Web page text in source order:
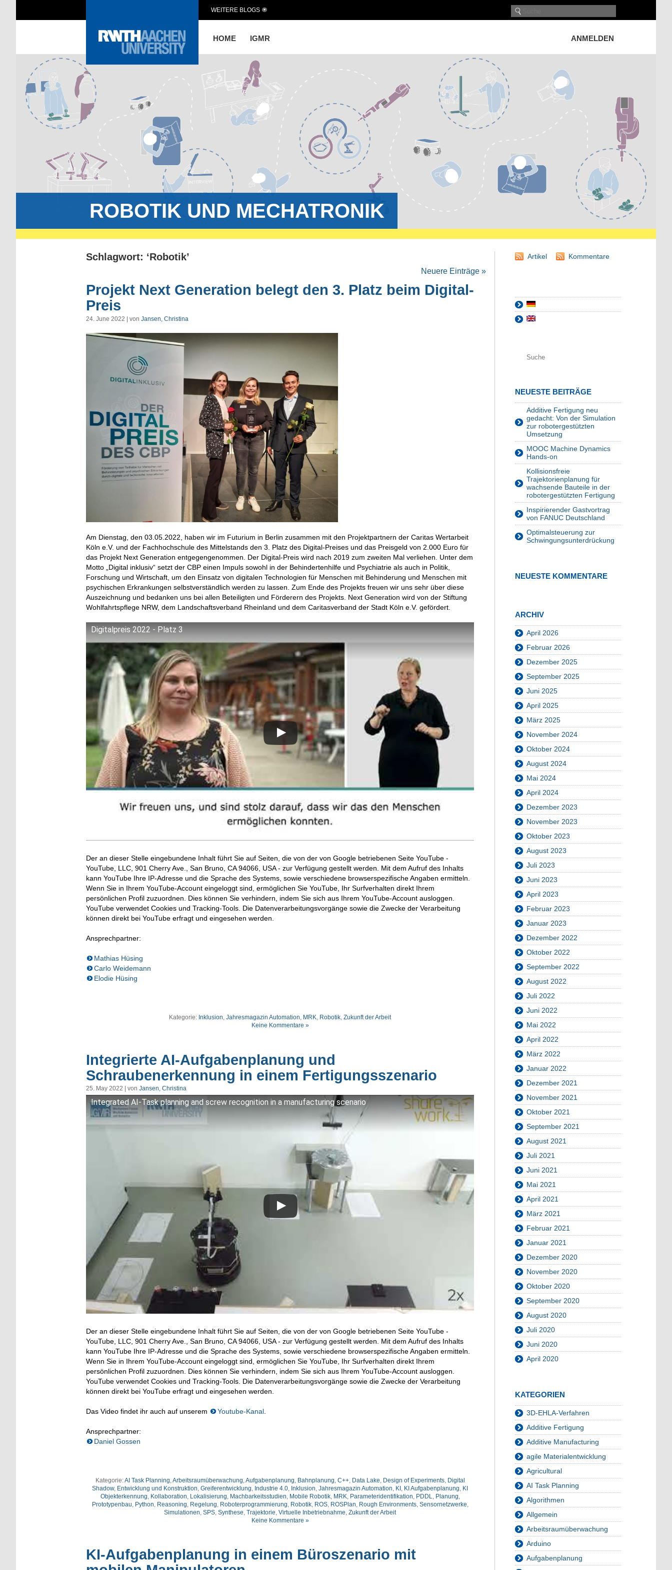
HOME IGMR ANMELDEN
WEITERE BLOGS
ROBOTIK UND MECHATRONIK
Schlagwort: ‘Robotik’
Neuere Einträge »
Projekt Next Generation belegt den 3. Platz beim Digital-
Preis
24. June 2022 | von Jansen, Christina
Am Dienstag, den 03.05.2022, haben wir im Futurium in Berlin zusammen mit den Projektpartnern der Caritas Wertarbeit
Köln e.V. und der Fachhochschule des Mittelstands den 3. Platz des Digital-Preises und das Preisgeld von 2.000 Euro für
das Projekt Next Generation entgegengenommen. Der Digital-Preis wird nach 2019 zum zweiten Mal verliehen. Unter dem
Motto „Digital inklusiv“ setzt der CBP einen Impuls sowohl in der Behindertenhilfe und Psychiatrie als auch in Politik,
Forschung und Wirtschaft, um den Einsatz von digitalen Technologien für Menschen mit Behinderung und Menschen mit
psychischen Erkrankungen selbstverständlich werden zu lassen. Zum Ende des Projekts freuen wir uns sehr über diese
Auszeichnung und bedanken uns bei allen Beteiligten und Förderern des Projekts. Next Generation wird von der Stiftung
Wohlfahrtspflege NRW, dem Landschaftsverband Rheinland und dem Caritasverband der Stadt Köln e.V. gefördert.
Digitalpreis 2022 - Platz 3
Der an dieser Stelle eingebundene Inhalt führt Sie auf Seiten, die von der von Google betriebenen Seite YouTube -
YouTube, LLC, 901 Cherry Ave., San Bruno, CA 94066, USA - zur Verfügung gestellt werden. Mit dem Aufruf des Inhalts
kann YouTube Ihre IP-Adresse und die Sprache des Systems, sowie verschiedene browserspezifische Angaben ermitteln.
Wenn Sie in Ihrem YouTube-Account eingeloggt sind, ermöglichen Sie YouTube, Ihr Surfverhalten direkt Ihrem
persönlichen Profil zuzuordnen. Dies können Sie verhindern, indem Sie sich aus Ihrem YouTube-Account ausloggen.
YouTube verwendet Cookies und Tracking-Tools. Die Datenverarbeitungsvorgänge sowie die Zwecke der Verarbeitung
können direkt bei YouTube erfragt und eingesehen werden.
Ansprechpartner:
Mathias Hüsing
Carlo Weidemann
Elodie Hüsing
Kategorie: Inklusion, Jahresmagazin Automation, MRK, Robotik, Zukunft der Arbeit
Keine Kommentare »
Integrierte AI-Aufgabenplanung und
Schraubenerkennung in einem Fertigungsszenario
25. May 2022 | von Jansen, Christina
Integrated AI-Task planning and screw recognition in a manufacturing scenario
Der an dieser Stelle eingebundene Inhalt führt Sie auf Seiten, die von der von Google betriebenen Seite YouTube -
YouTube, LLC, 901 Cherry Ave., San Bruno, CA 94066, USA - zur Verfügung gestellt werden. Mit dem Aufruf des Inhalts
kann YouTube Ihre IP-Adresse und die Sprache des Systems, sowie verschiedene browserspezifische Angaben ermitteln.
Wenn Sie in Ihrem YouTube-Account eingeloggt sind, ermöglichen Sie YouTube, Ihr Surfverhalten direkt Ihrem
persönlichen Profil zuzuordnen. Dies können Sie verhindern, indem Sie sich aus Ihrem YouTube-Account ausloggen.
YouTube verwendet Cookies und Tracking-Tools. Die Datenverarbeitungsvorgänge sowie die Zwecke der Verarbeitung
können direkt bei YouTube erfragt und eingesehen werden.
Das Video findet ihr auch auf unserem Youtube-Kanal
Ansprechpartner:
Daniel Gossen
Kategorie:AI Task Planning,Arbeitsraumüberwachung,Aufgabenplanung, Bahnplanung, C++, Data Lake, Design of Experiments, Digital
Shadow, Entwicklung und Konstruktion, Greiferentwicklung, Industrie 4.0, Inklusion, Jahresmagazin Automation, KI, KI Aufgabenplanung, KI
Objekterkennung, Kollaboration, Lokalisierung, Machbarkeitsstudien, Mobile Robotik, MRK, Parameteridentifikation, PDDL, Planung,
Prototypenbau, Python, Reasoning, Regelung, Roboterprogrammierung, Robotik, ROS, ROSPlan, Rough Environments, Sensornetzwerke,
Simulationen, SPS, Synthese, Trajektorie, Virtuelle Inbetriebnahme, Zukunft der Arbeit
Keine Kommentare »
KI-Aufgabenplanung in einem Büroszenario mit
Artikel Kommentare
NEUESTE BEITRÄGE
Additive Fertigung neu
gedacht: Von der Simulation
zur robotergestützten
Umsetzung
MOOC Machine Dynamics
Hands-on
Kollisionsfreie
Trajektorienplanung für
wachsende Bauteile in der
robotergestützten Fertigung
Inspirierender Gastvortrag
von FANUC Deutschland
Optimalsteuerung zur
Schwingungsunterdrückung
NEUESTE KOMMENTARE
ARCHIV
April 2026
Februar 2026
Dezember 2025
September 2025
Juni 2025
April 2025
März 2025
November 2024
Oktober 2024
August 2024
Mai 2024
April 2024
Dezember 2023
November 2023
Oktober 2023
August 2023
Juli 2023
Juni 2023
April 2023
Februar 2023
Januar 2023
Dezember 2022
Oktober 2022
September 2022
August 2022
Juli 2022
Juni 2022
Mai 2022
April 2022
März 2022
Januar 2022
Dezember 2021
November 2021
Oktober 2021
September 2021
August 2021
Juli 2021
Juni 2021
Mai 2021
April 2021
März 2021
Februar 2021
Januar 2021
Dezember 2020
November 2020
Oktober 2020
September 2020
August 2020
Juli 2020
Juni 2020
April 2020
KATEGORIEN
3D-EHLA-Verfahren
Additive Fertigung
Additive Manufacturing
agile Materialentwicklung
Agricultural
AI Task Planning
Algorithmen
Allgemein
Arbeitsraumüberwachung
Arduino
Aufgabenplanung